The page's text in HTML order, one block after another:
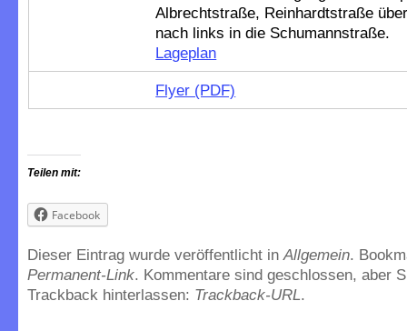
Albrechtstraße, Reinhardtstraße
nach links in die Schumannstraße.
Lageplan
Flyer (PDF)
Teilen mit:
Facebook
Dieser Eintrag wurde veröffentlicht inAllgemein.
Permanent-Link. Kommentare sind geschlossen, aber
Trackback hinterlassen: Trackback-URL.